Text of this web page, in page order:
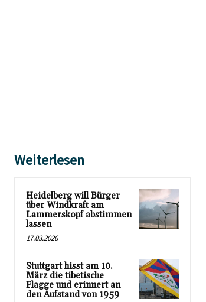
Weiterlesen
Heidelberg will Bürger
über Windkraft am
Lammerskopf abstimmen
lassen
17.03.2026
Stuttgart hisst am 10.
März die tibetische
Flagge und erinnert an
den Aufstand von 1959